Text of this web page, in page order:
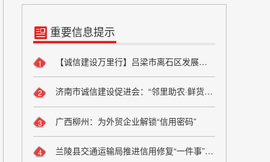
重要信息提示
【诚信建设万里行】吕梁市离石区发展和改革局严守粮食安全底线 弘扬粮食行业诚信风尚
1
济南市诚信建设促进会：“邻里助农·鲜货进社区”座谈会成功举办 搭建“田间到餐桌”直供桥梁
2
广西柳州：为外贸企业解锁“信用密码”
3
兰陵县交通运输局推进信用修复“一件事”改革
4